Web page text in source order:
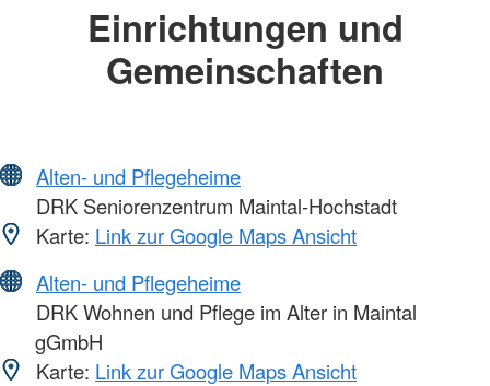
Einrichtungen und
Gemeinschaften
Alten- und Pflegeheime
DRK Seniorenzentrum Maintal-Hochstadt
Karte: Link zur Google Maps Ansicht
Alten- und Pflegeheime
DRK Wohnen und Pflege im Alter in Maintal
gGmbH
Karte: Link zur Google Maps Ansicht